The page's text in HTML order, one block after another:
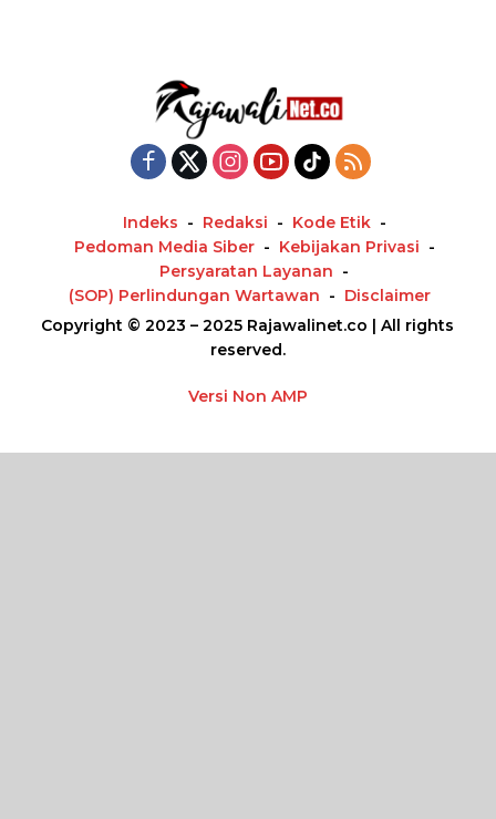
Indeks Redaksi
Kode Etik
Pedoman Media Siber
Kebijakan Privasi
Persyaratan Layanan
(SOP) Perlindungan Wartawan
Disclaimer
Copyright © 2023 – 2025 Rajawalinet.co | All rights
reserved.
Versi Non AMP